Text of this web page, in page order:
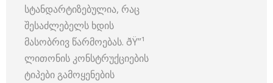
სტანდარტიზებულია, რაც
შესაძლებელს ხდის
მასობრივ წარმოებას. ðŸ”¹
ლითონის კონსტრუქციების
ტიპები გამოყენების